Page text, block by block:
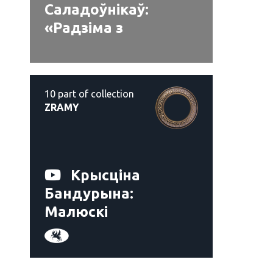
Саладоўнікаў:
«‎Радзіма з
10 part of collection
ZRAMY
Крысціна
Бандурына:
Малюскі